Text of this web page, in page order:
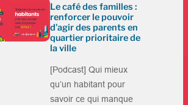
Le café des familles :
renforcer le pouvoir
d’agir des parents en
quartier prioritaire de
la ville
[Podcast] Qui mieux
qu’un habitant pour
savoir ce qui manque